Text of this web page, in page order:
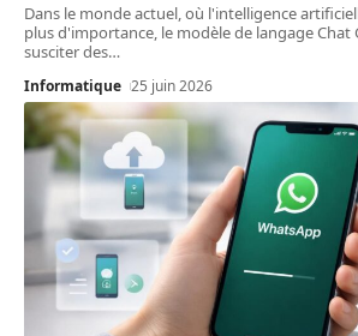
Dans le monde actuel, où l'intelligence
plus d'importance, le modèle de langage Chat
susciter des…
Informatique 25 juin 2026